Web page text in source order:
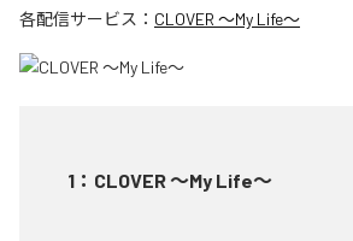
各配信サービス： CLOVER ～My Life～
1 ： CLOVER ～My Life～